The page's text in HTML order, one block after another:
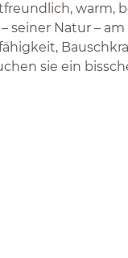
warm,
seiner Natur –
sie ein